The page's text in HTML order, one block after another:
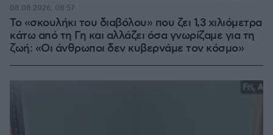
Το «σκουλήκι του διαβόλου» που ζει 1,3 χιλιόμετρα
κάτω από τη Γη και αλλάζει όσα γνωρίζαμε για τη
ζωή: «Οι άνθρωποι δεν κυβερνάμε τον κόσμο»
08.08.2026, 08:57